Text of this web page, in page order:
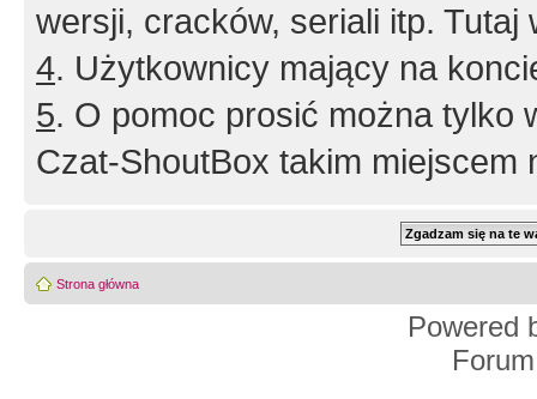
wersji, cracków, seriali itp. Tutaj
4. Użytkownicy mający na
5. O pomoc prosić można tylko
Czat-ShoutBox takim miejscem
Strona główna
Powered